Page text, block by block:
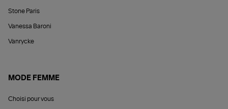
Stone Paris
Vanessa Baroni
Vanrycke
MODE FEMME
Choisi pour vous